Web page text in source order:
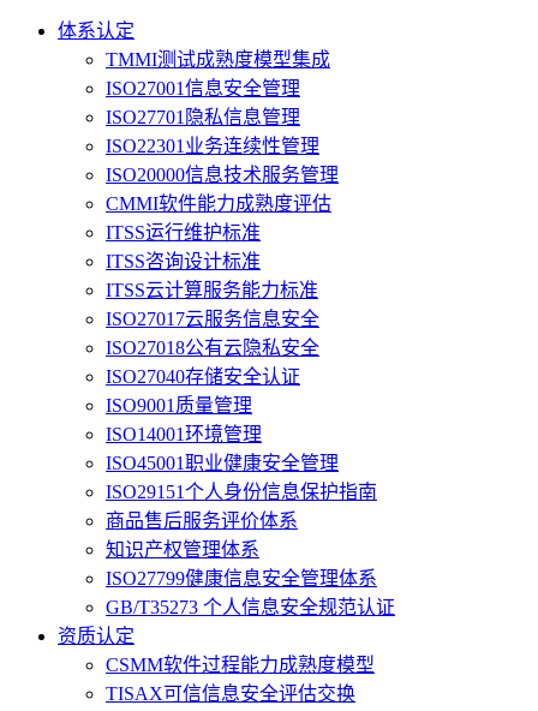
体系认定
TMMI测试成熟度模型集成
ISO27001信息安全管理
ISO27701隐私信息管理
ISO22301业务连续性管理
ISO20000信息技术服务管理
CMMI软件能力成熟度评估
ITSS运行维护标准
ITSS咨询设计标准
ITSS云计算服务能力标准
ISO27017云服务信息安全
ISO27018公有云隐私安全
ISO27040存储安全认证
ISO9001质量管理
ISO14001环境管理
ISO45001职业健康安全管理
ISO29151个人身份信息保护指南
商品售后服务评价体系
知识产权管理体系
ISO27799健康信息安全管理体系
GB/T35273 个人信息安全规范认证
资质认定
CSMM软件过程能力成熟度模型
TISAX可信信息安全评估交换